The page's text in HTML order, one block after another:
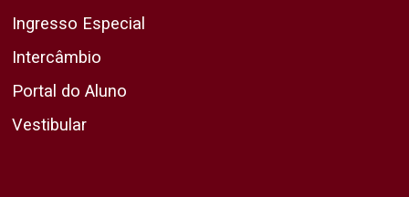
Ingresso Especial
Intercâmbio
Portal do Aluno
Vestibular